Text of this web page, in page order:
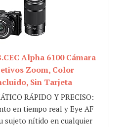
Alpha 6100 Cámara
Zoom, Color
Sin Tarjeta
RÁPIDO Y PRECISO:
en tiempo real y Eye AF
sujeto nítido en cualquier